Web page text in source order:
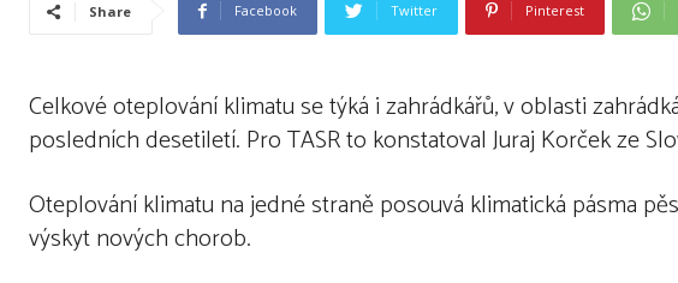
Share Facebook Twitter Pinterest
Celkové oteplování klimatu se týká i zahrádkářů, v oblasti
posledních desetiletí. Pro TASR to konstatoval Juraj Korček ze
Oteplování klimatu na jedné straně posouvá klimatická pásma
výskyt nových chorob.